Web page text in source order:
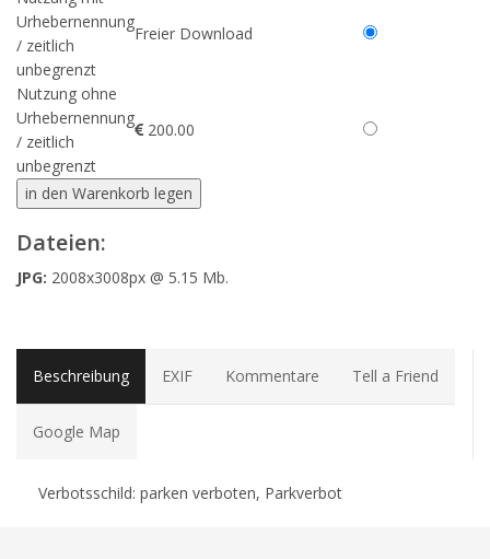
Urhebernennung
/ zeitlich
unbegrenzt
Freier Download
Nutzung ohne
Urhebernennung
/ zeitlich
unbegrenzt
200.00
Dateien:
JPG: 2008x3008px @ 5.15 Mb.
Beschreibung EXIF Kommentare Tell a Friend
Google Map
Verbotsschild: parken verboten, Parkverbot